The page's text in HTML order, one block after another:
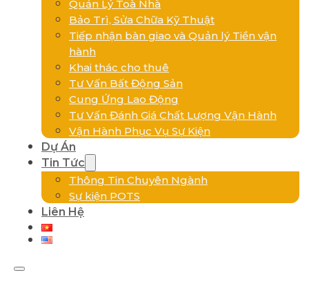
Quản Lý Toà Nhà
Bảo Trì, Sửa Chữa Kỹ Thuật
Tiếp nhận bàn giao và Quản lý Tiền vận
hành
Khai thác cho thuê
Tư Vấn Bất Động Sản
Cung Ứng Lao Động
Tư Vấn Đánh Giá Chất Lượng Vận Hành
Vận Hành Phục Vụ Sự Kiện
Dự Án
Tin Tức
Thông Tin Chuyên Ngành
Sự kiện POTS
Liên Hệ